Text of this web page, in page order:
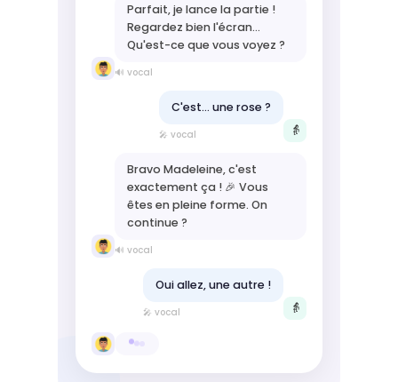
Parfait, je lance la partie !
Regardez bien l'écran…
Qu'est-ce que vous voyez ?
🔊 vocal
👵
C'est… une rose ?
🎤 vocal
Bravo Madeleine, c'est
exactement ça ! 🎉 Vous
êtes en pleine forme. On
continue ?
🔊 vocal
👵
Oui allez, une autre !
🎤 vocal